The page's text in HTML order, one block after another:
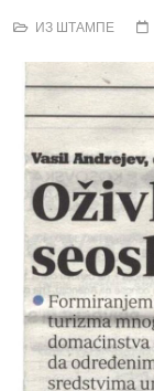
ИЗ ШТАМПЕ